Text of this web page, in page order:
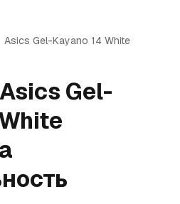
Asics Gel-Kayano 14 White
Asics Gel-